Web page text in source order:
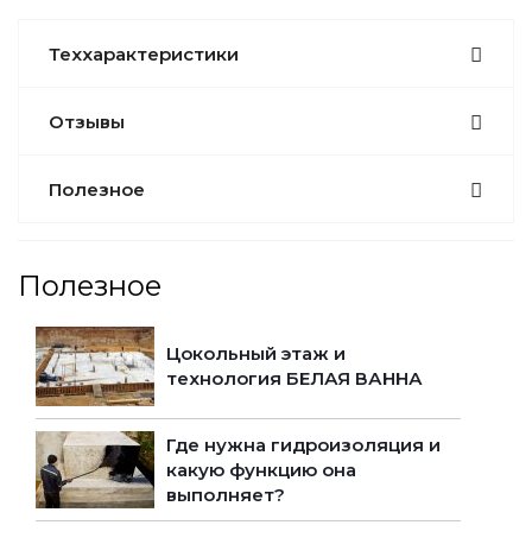
Теххарактеристики
Отзывы
Полезное
Полезное
Цокольный этаж и
технология БЕЛАЯ ВАННА
Где нужна гидроизоляция и
какую функцию она
выполняет?